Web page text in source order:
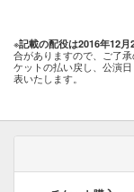
※記載の配役は2016年12
合がありますので、ご了
ケットの払い戻し、公演
表いたします。